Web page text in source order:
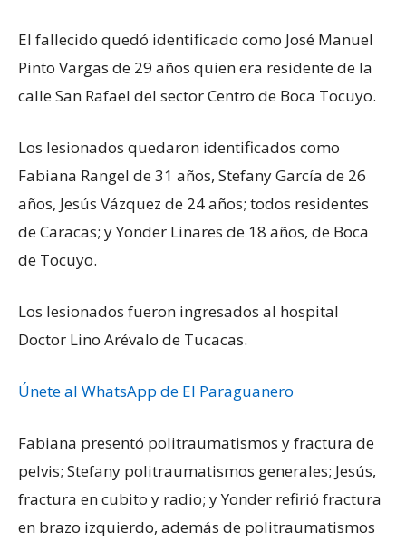
El fallecido quedó identificado como José Manuel
Pinto Vargas de 29 años quien era residente de la
calle San Rafael del sector Centro de Boca Tocuyo.
Los lesionados quedaron identificados como
Fabiana Rangel de 31 años, Stefany García de 26
años, Jesús Vázquez de 24 años; todos residentes
de Caracas; y Yonder Linares de 18 años, de Boca
de Tocuyo.
Los lesionados fueron ingresados al hospital
Doctor Lino Arévalo de Tucacas.
Únete al WhatsApp de El Paraguanero
Fabiana presentó politraumatismos y fractura de
pelvis; Stefany politraumatismos generales; Jesús,
fractura en cubito y radio; y Yonder refirió fractura
en brazo izquierdo, además de politraumatismos